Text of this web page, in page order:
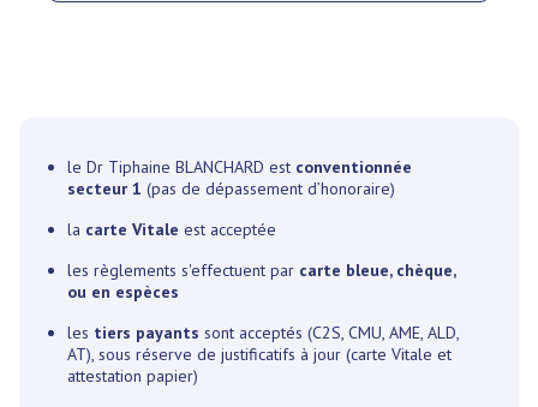
le Dr Tiphaine BLANCHARD est conventionnée
secteur 1 (pas de dépassement d’honoraire)
la carte Vitale est acceptée
les règlements s'effectuent par carte bleue, chèque,
ou en espèces
les tiers payants sont acceptés (C2S, CMU, AME, ALD,
AT), sous réserve de justificatifs à jour (carte Vitale et
attestation papier)